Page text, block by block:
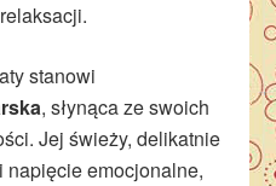
stanowi
, słynąca ze swoich
Jej świeży, delikatnie
napięcie emocjonalne,